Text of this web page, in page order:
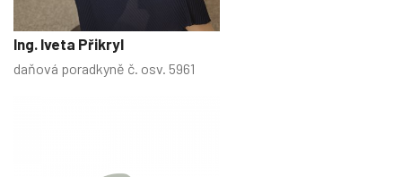
Ing. Iveta Přikryl
daňová poradkyně č. osv. 5961